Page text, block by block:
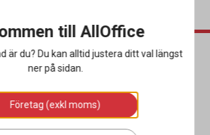
till AllOffice
är du? Du kan alltid justera ditt val längst
ner på sidan.
Företag (exkl moms)